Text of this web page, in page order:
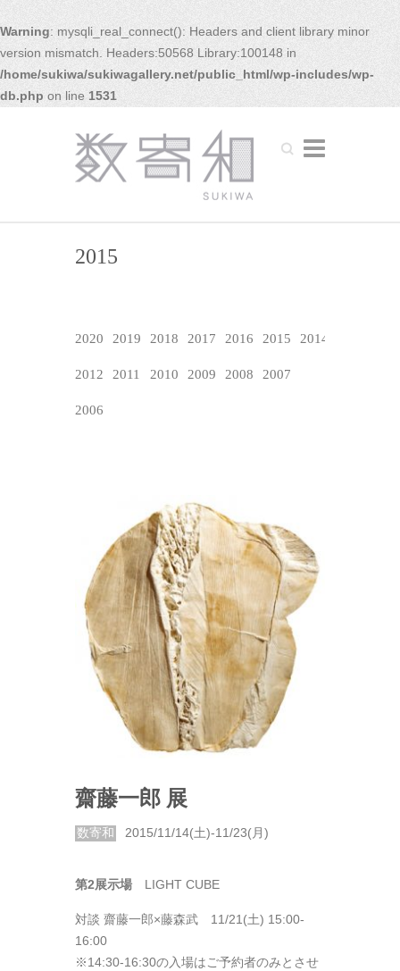
Warning: mysqli_real_connect(): Headers and client library minor
version mismatch. Headers:50568 Library:100148 in
/home/sukiwa/sukiwagallery.net/public_html/wp-includes/wp-
db.php on line 1531
Search
2015
2020 2019 2018 2017 2016 2015 2014
2012 2011 2010 2009 2008 2007
2006
齋藤一郎 展
数寄和 2015/11/14(土)-11/23(月)
第2展示場 LIGHT CUBE
対談 齋藤一郎×藤森武 11/21(土) 15:00-
16:00
※14:30-16:30の入場はご予約者のみとさせ